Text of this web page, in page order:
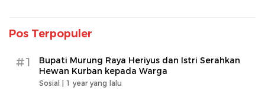
Pos Terpopuler
#1
Bupati Murung Raya Heriyus dan Istri Serahkan
Hewan Kurban kepada Warga
Sosial | 1 year yang lalu